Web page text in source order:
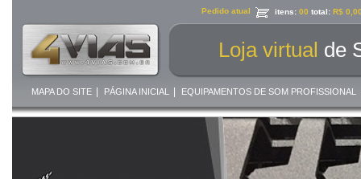
Pedido atual itens: 00 total: R$
Loja virtual de
MAPA DO SITE| PÁGINA INICIAL | EQUIPAMENTOS DE SOM PROFISSIONAL